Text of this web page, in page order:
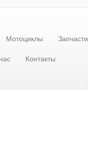
Мотоциклы
Запчасти
Контакты